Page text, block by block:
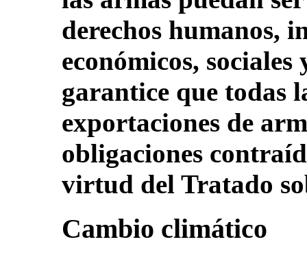
derechos humanos,
económicos,
garantice que todas
exportaciones de
obligaciones
virtud del Tratado
Cambio climático